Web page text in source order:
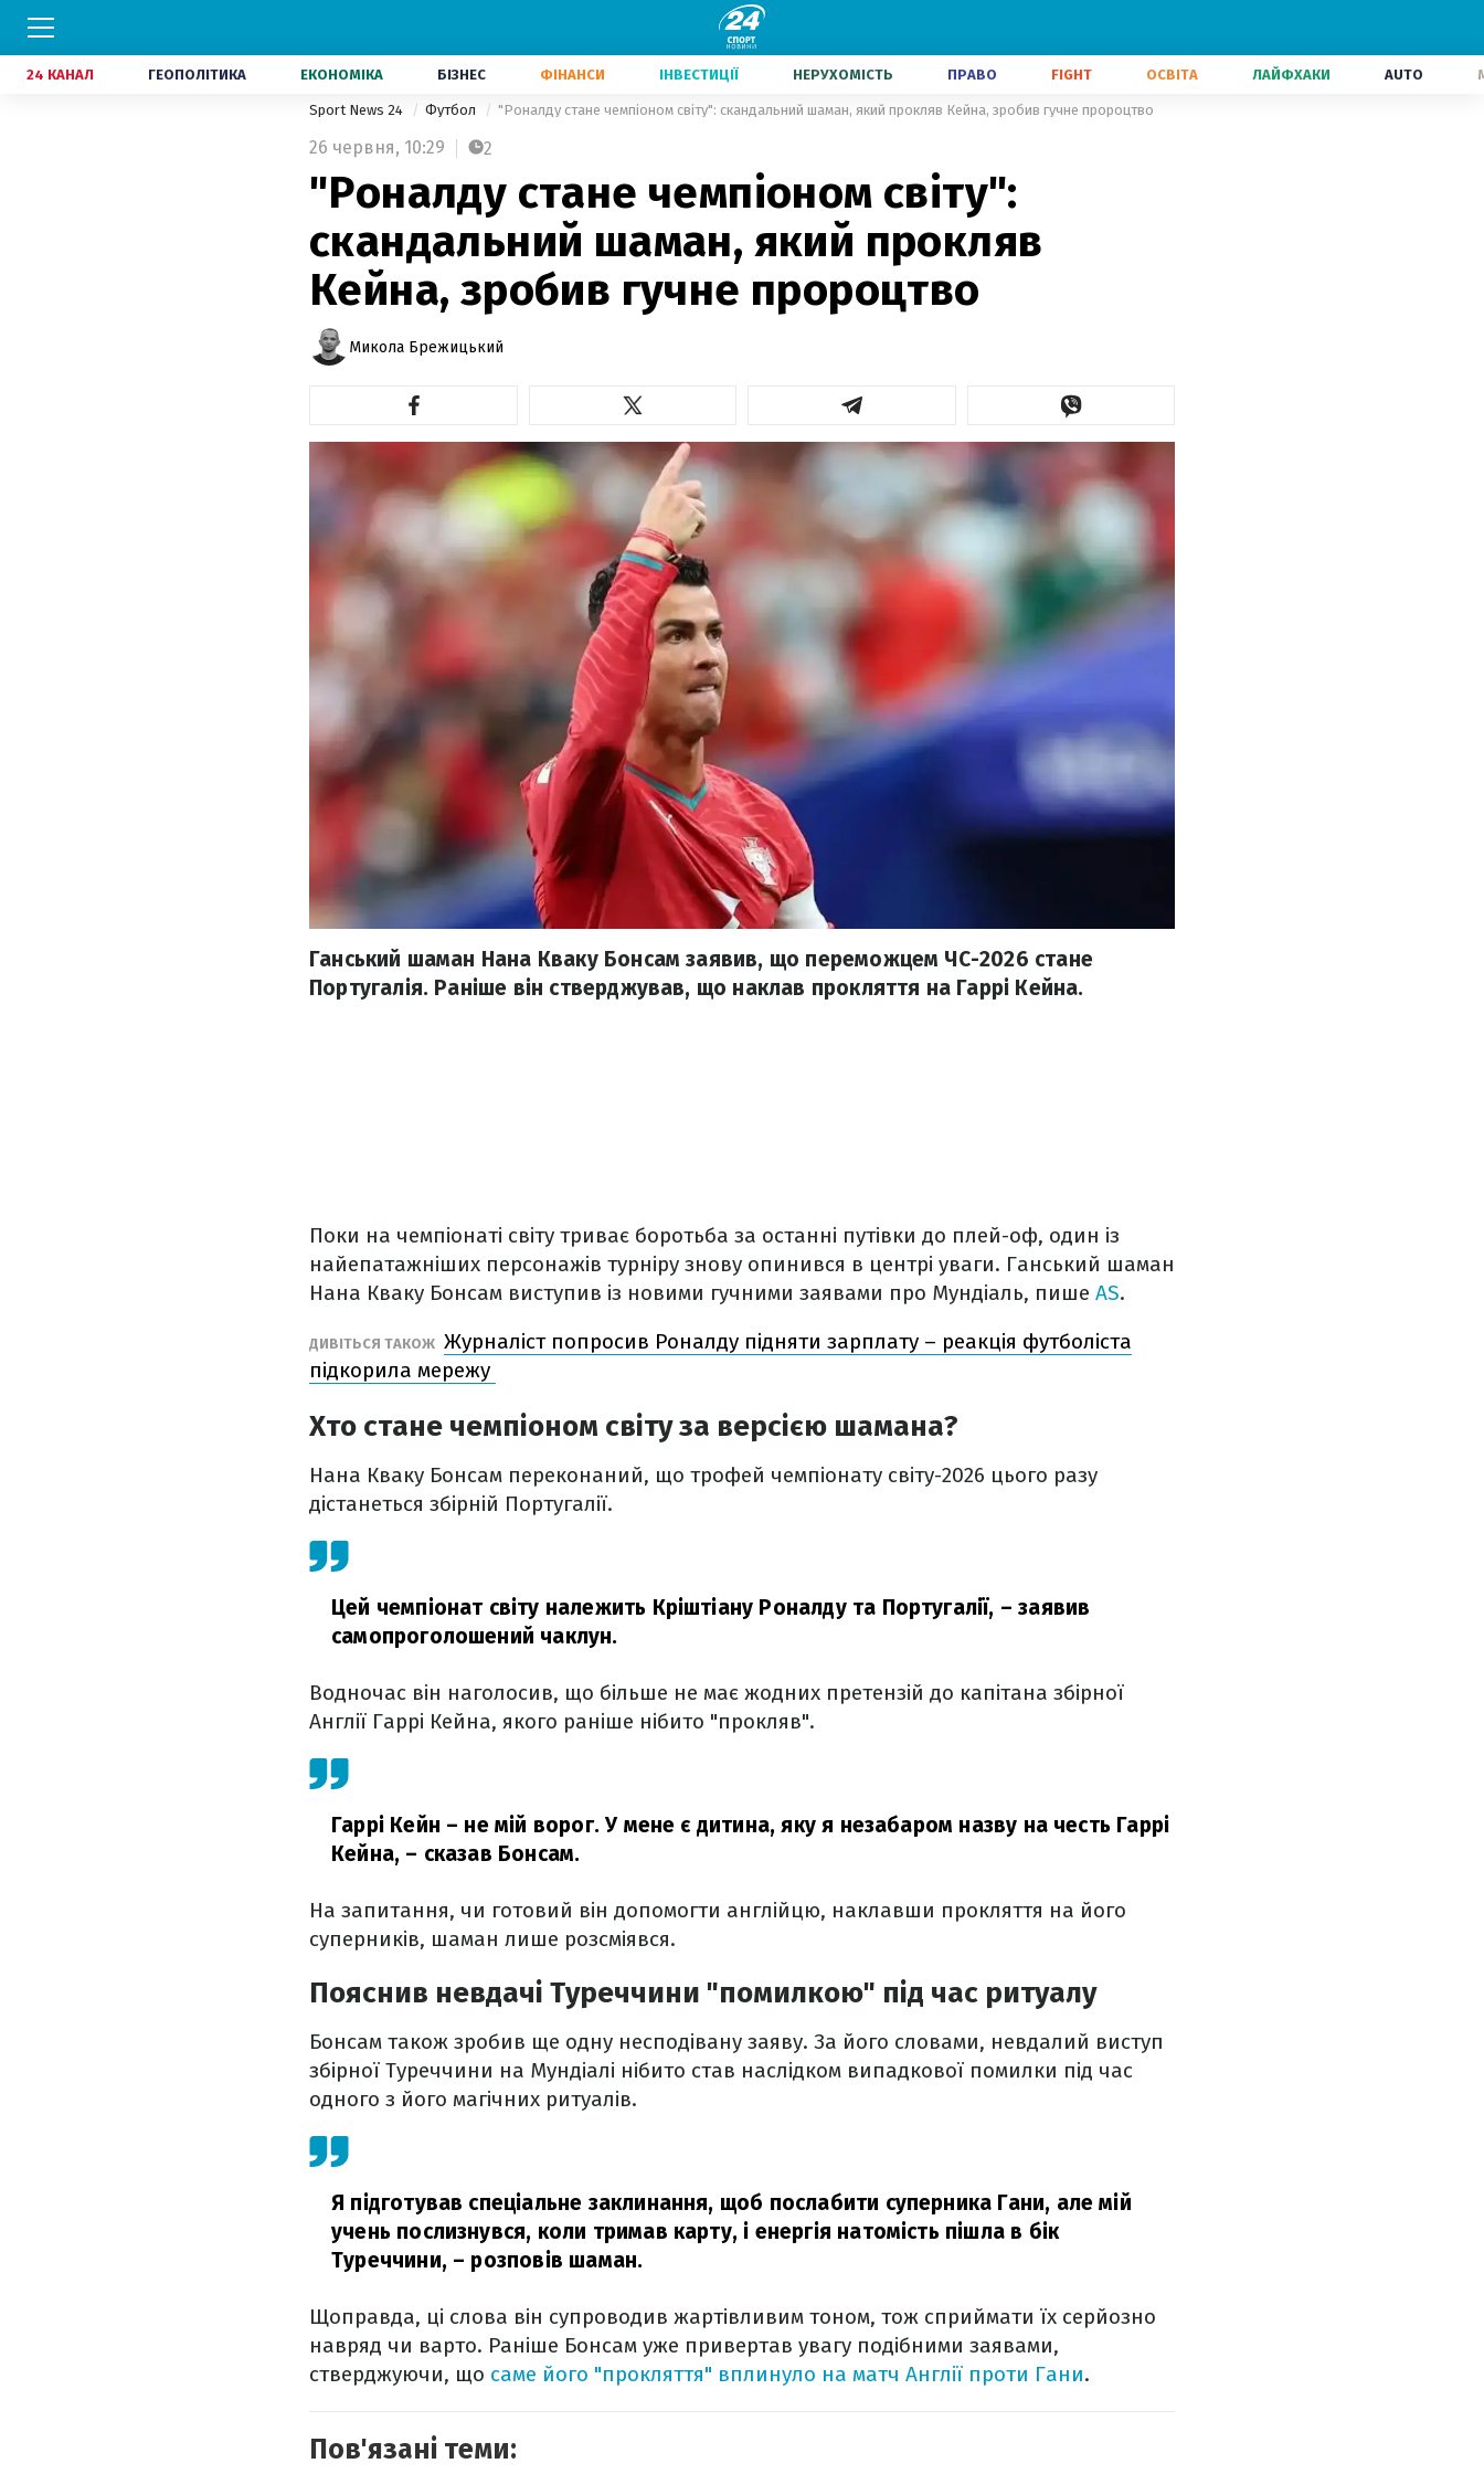
24 КАНАЛ ГЕОПОЛІТИКА ЕКОНОМІКА БІЗНЕС ФІНАНСИ ІНВЕСТИЦІЇ НЕРУХОМІСТЬ ПРАВО FIGHT ОСВІТА ЛАЙФХАКИ AUTO
Sport News 24 Футбол "Роналду стане чемпіоном світу": скандальний шаман, який прокляв Кейна, зробив гучне пророцтво
26 червня, 10:29 2
"Роналду стане чемпіоном світу":
скандальний шаман, який прокляв
Кейна, зробив гучне пророцтво
Микола Брежицький
Ганський шаман Нана Кваку Бонсам заявив, що переможцем ЧС-2026 стане
Португалія. Раніше він стверджував, що наклав прокляття на Гаррі Кейна.
Поки на чемпіонаті світу триває боротьба за останні путівки до плей-оф, один із
найепатажніших персонажів турніру знову опинився в центрі уваги. Ганський шаман
Нана Кваку Бонсам виступив із новими гучними заявами про Мундіаль, пише AS.
ДИВІТЬСЯ ТАКОЖ Журналіст попросив Роналду підняти зарплату – реакція футболіста
підкорила мережу
Хто стане чемпіоном світу за версією шамана?
Нана Кваку Бонсам переконаний, що трофей чемпіонату світу-2026 цього разу
дістанеться збірній Португалії.
Цей чемпіонат світу належить Кріштіану Роналду та Португалії, – заявив
самопроголошений чаклун.
Водночас він наголосив, що більше не має жодних претензій до капітана збірної
Англії Гаррі Кейна, якого раніше нібито "прокляв".
Гаррі Кейн – не мій ворог. У мене є дитина, яку я незабаром назву на честь Гаррі
Кейна, – сказав Бонсам.
На запитання, чи готовий він допомогти англійцю, наклавши прокляття на його
суперників, шаман лише розсміявся.
Пояснив невдачі Туреччини "помилкою" під час ритуалу
Бонсам також зробив ще одну несподівану заяву. За його словами, невдалий виступ
збірної Туреччини на Мундіалі нібито став наслідком випадкової помилки під час
одного з його магічних ритуалів.
Я підготував спеціальне заклинання, щоб послабити суперника Гани, але мій
учень послизнувся, коли тримав карту, і енергія натомість пішла в бік
Туреччини, – розповів шаман.
Щоправда, ці слова він супроводив жартівливим тоном, тож сприймати їх серйозно
навряд чи варто. Раніше Бонсам уже привертав увагу подібними заявами,
стверджуючи, що саме його "прокляття" вплинуло на матч Англії проти Гани.
Пов'язані теми: